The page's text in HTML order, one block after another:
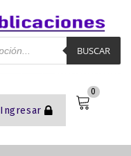
Ingresar
0
BUSCAR